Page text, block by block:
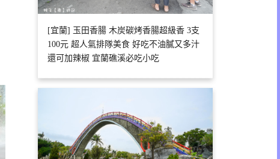
[宜蘭] 玉田香腸 木炭碳烤香腸超級香 3支
100元 超人氣排隊美食 好吃不油膩又多汁
還可加辣椒 宜蘭礁溪必吃小吃